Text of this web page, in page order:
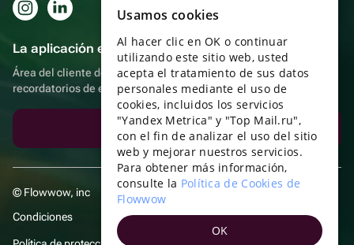
La aplicación es aún más práctica.
Área del cliente del destinatario, más bonos por compras y
recordatorios de eventos
Descargar la aplicación
© Flowwow, inc
Condiciones
ENGLISH
UKRAINIAN
PORTUGUESE
SPANISH
HUNGARIAN
ITALIAN
Usamos cookies
Al hacer clic en OK o continuar
utilizando este sitio web, usted
acepta el tratamiento de sus datos
personales mediante el uso de
cookies, incluidos los servicios
"Yandex Metrica" y "Top Mail.ru",
con el fin de analizar el uso del sitio
web y mejorar nuestros servicios.
Para obtener más información,
consulte la Política de Cookies de
Flowwow
OK